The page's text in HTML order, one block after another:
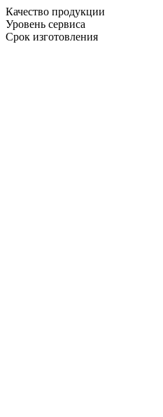
Качество продукции
Уровень сервиса
Срок изготовления